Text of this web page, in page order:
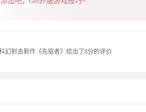
幻射击新作《先驱者》给出了8分的评价